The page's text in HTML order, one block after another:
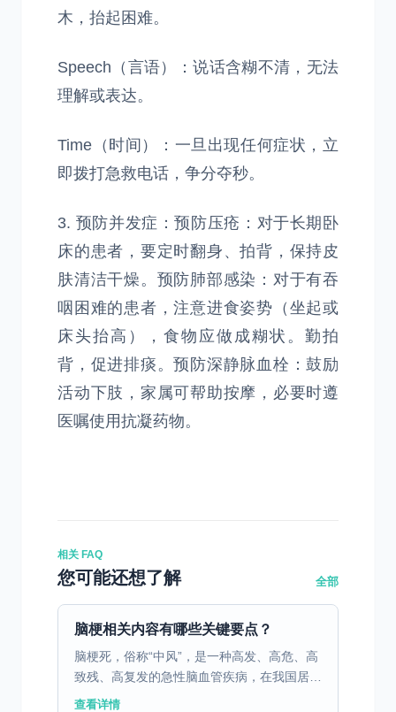
木，抬起困难。
Speech（言语）：说话含糊不清，无法
理解或表达。
Time（时间）：一旦出现任何症状，立
即拨打急救电话，争分夺秒。
3. 预防并发症：预防压疮：对于长期卧
床的患者，要定时翻身、拍背，保持皮
肤清洁干燥。预防肺部感染：对于有吞
咽困难的患者，注意进食姿势（坐起或
床头抬高），食物应做成糊状。勤拍
背，促进排痰。预防深静脉血栓：鼓励
活动下肢，家属可帮助按摩，必要时遵
医嘱使用抗凝药物。
相关 FAQ
您可能还想了解 全部
脑梗相关内容有哪些关键要点？
脑梗死，俗称“中风”，是一种高发、高危、高
致残、高复发的急性脑血管疾病，在我国居民
死因顺位中长期位居前列。它发病突然、进展
查看详情